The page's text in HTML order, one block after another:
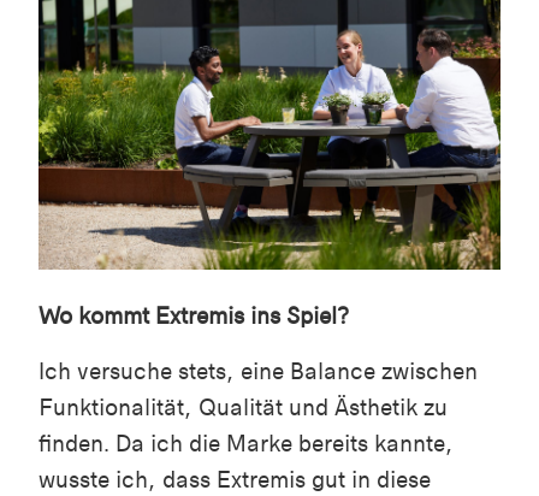
Wo kommt Extremis ins Spiel?
Ich versuche stets, eine Balance zwischen
Funktionalität, Qualität und Ästhetik zu
finden. Da ich die Marke bereits kannte,
wusste ich, dass Extremis gut in diese